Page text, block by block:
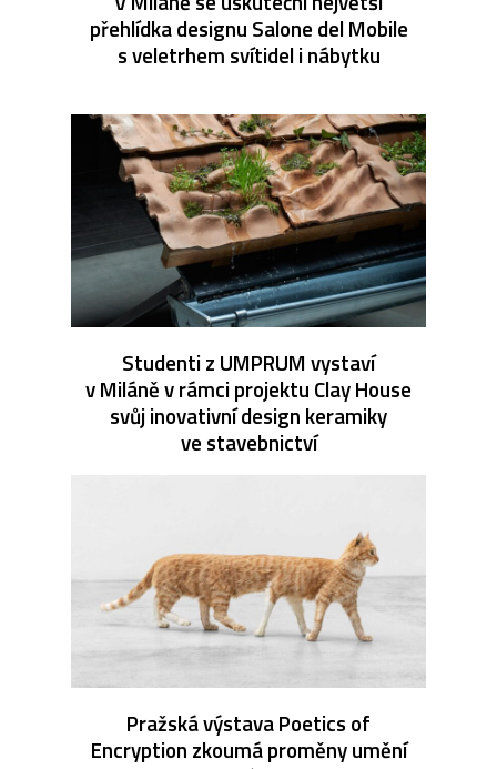
přehlídka designu Salone del Mobile
s veletrhem svítidel i nábytku
Studenti z UMPRUM vystaví
v Miláně v rámci projektu Clay House
svůj inovativní design keramiky
ve stavebnictví
Pražská výstava Poetics of
Encryption zkoumá proměny umění